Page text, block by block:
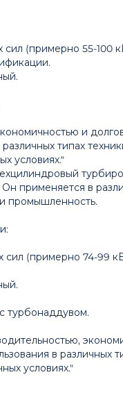
(примерно 55-100
и
типах
условиях."
применяется в
и промышленность.
(примерно 74-99
турбонаддувом.
в различных
условиях."